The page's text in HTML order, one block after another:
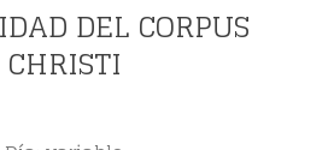
DEL CORPUS
CHRISTI